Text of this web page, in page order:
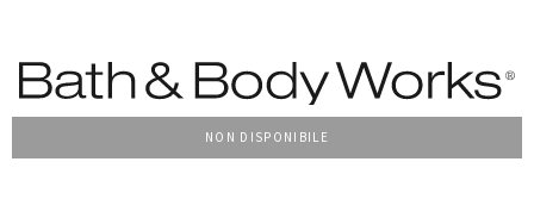
NON DISPONIBILE
Condizioni Generali di venditaPrivacy PolicyCookie PolicyAccessibilità